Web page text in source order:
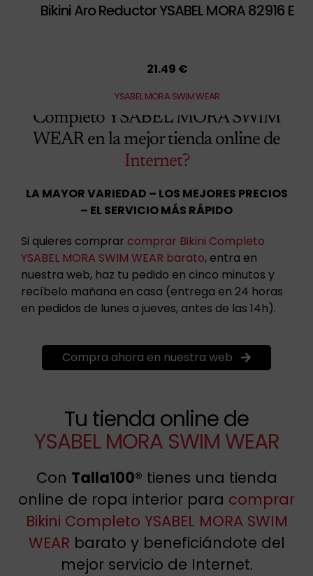
¿Quieres comprarBikini
Completo YSABEL MORA SWIM
WEAR en la mejor tienda online de
Internet?
LA MAYOR VARIEDAD – LOS MEJORES PRECIOS
– EL SERVICIO MÁS RÁPIDO
Si quieres comprar comprar Bikini Completo
YSABEL MORA SWIM WEAR barato, entra en
nuestra web, haz tu pedido en cinco minutos y
recíbelo mañana en casa (entrega en 24 horas
en pedidos de lunes a jueves, antes de las 14h).
Compra ahora en nuestra web
Bikini Aro Reductor YSABEL MORA 82916 E
21.49 €
YSABEL MORA SWIM WEAR
Tu tienda online de
YSABEL MORA SWIM WEAR
Con Talla100® tienes una tienda
online de ropa interior para comprar
Bikini Completo YSABEL MORA SWIM
WEAR barato y beneficiándote del
mejor servicio de Internet.